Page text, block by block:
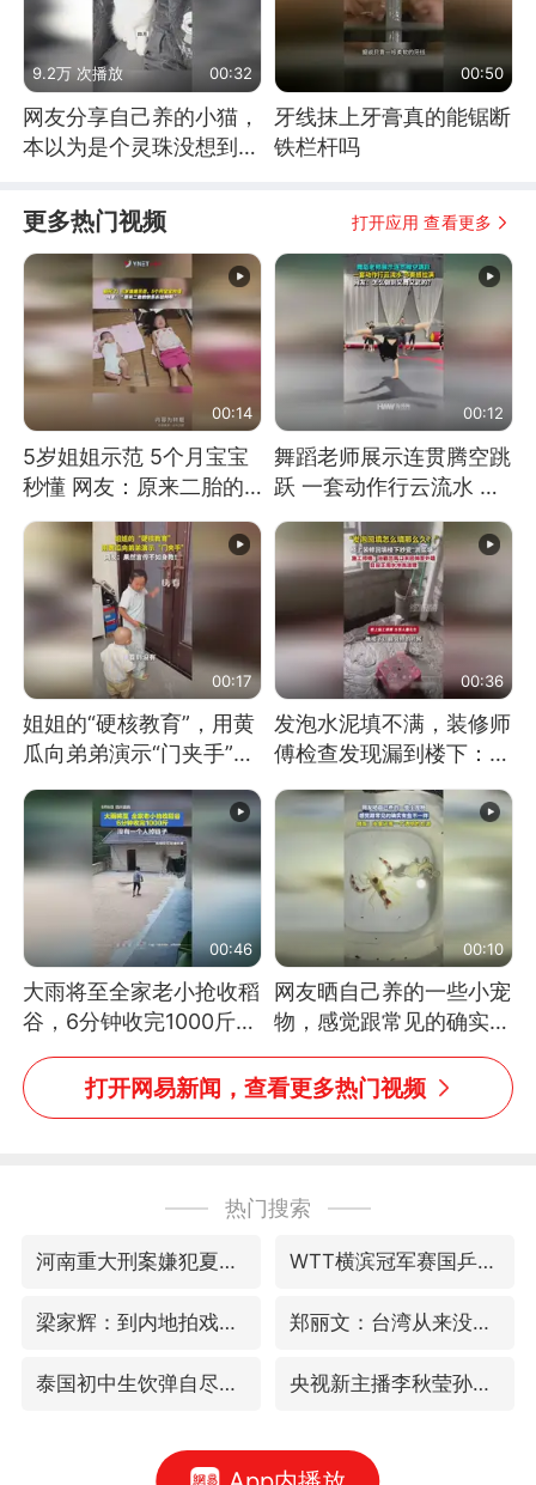
9.2万 次播放 00:32
网友分享自己养的小猫，
本以为是个灵珠没想到是
00:50
牙线抹上牙膏真的能锯断
铁栏杆吗
更多热门视频 打开应用 查看更多
00:14
5岁姐姐示范 5个月宝宝
秒懂 网友：原来二胎的
快乐长这样
00:12
舞蹈老师展示连贯腾空跳
跃 一套动作行云流水 节
奏感拉满 网友：怎么做
到又舞又武的？
00:17
姐姐的“硬核教育”，用黄
瓜向弟弟演示“门夹手”，
网友：果然言传不如身
教！
00:36
发泡水泥填不满，装修师
傅检查发现漏到楼下：出
风口未延伸到外墙
00:46
大雨将至全家老小抢收稻
谷，6分钟收完1000斤，
没有一个人掉链子
00:10
网友晒自己养的一些小宠
物，感觉跟常见的确实有
些不一样
打开网易新闻，查看更多热门视频
热门搜索
河南重大刑案嫌犯夏某钢落网 WTT横滨冠军赛国乒女单三将晋级四强
梁家辉：到内地拍戏不是北上是回归 郑丽文：台湾从来没有“独立”过
泰国初中生饮弹自尽前开了26枪 央视新主播李秋莹孙亚鹏亮相